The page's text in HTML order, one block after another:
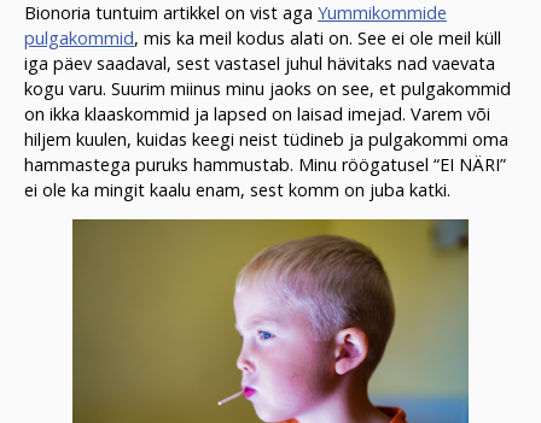
Bionoria tuntuim artikkel on vist aga Yummikommide
pulgakommid, mis ka meil kodus alati on. See ei ole meil küll
iga päev saadaval, sest vastasel juhul hävitaks nad vaevata
kogu varu. Suurim miinus minu jaoks on see, et pulgakommid
on ikka klaaskommid ja lapsed on laisad imejad. Varem või
hiljem kuulen, kuidas keegi neist tüdineb ja pulgakommi oma
hammastega puruks hammustab. Minu röögatusel “EI NÄRI”
ei ole ka mingit kaalu enam, sest komm on juba katki.